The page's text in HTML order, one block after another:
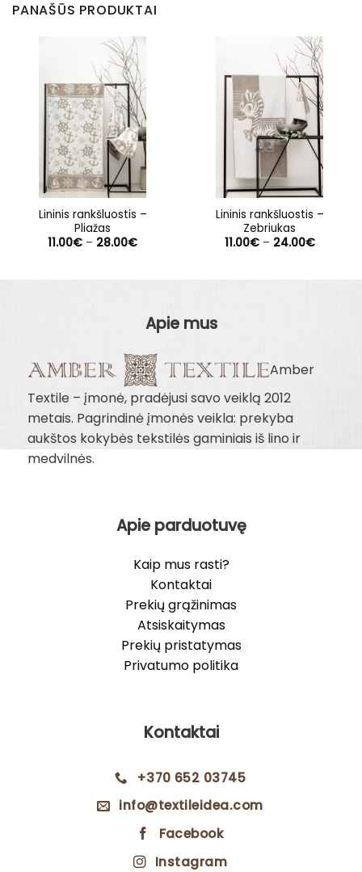
PANAŠŪS PRODUKTAI
Lininis rankšluostis –
Pliažas
11.00€ – 28.00€Price
Lininis rankšluostis –
Zebriukas
11.00€ – 24.00€Price
Apie mus
Amber
Textile – įmonė, pradėjusi savo veiklą 2012
metais. Pagrindinė įmonės veikla: prekyba
aukštos kokybės tekstilės gaminiais iš lino ir
medvilnės.
Apie parduotuvę
Kaip mus rasti?
Kontaktai
Prekių grąžinimas
Atsiskaitymas
Prekių pristatymas
Privatumo politika
Kontaktai
+370 652 03745
info@textileidea.com
Facebook
Instagram